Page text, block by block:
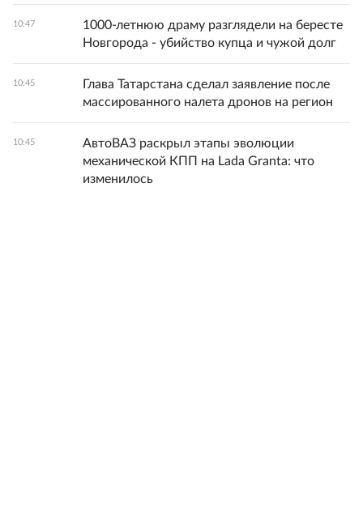
10:47
1000-летнюю драму разглядели на бересте
Новгорода - убийство купца и чужой долг
10:45
Глава Татарстана сделал заявление после
массированного налета дронов на регион
10:45
АвтоВАЗ раскрыл этапы эволюции
механической КПП на Lada Granta: что
изменилось